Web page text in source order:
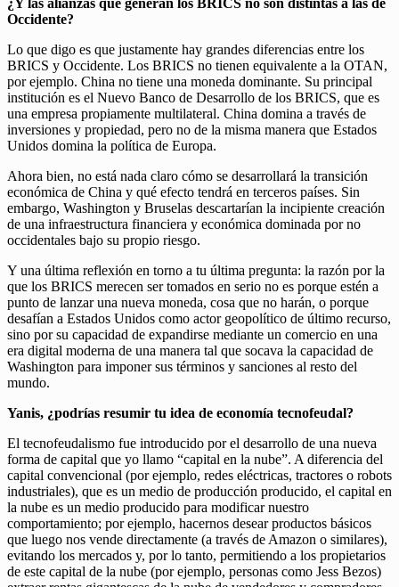
Occidente?
Lo que digo es que justamente hay grandes diferencias entre los
BRICS y Occidente. Los BRICS no tienen equivalente a la OTAN,
por ejemplo. China no tiene una moneda dominante. Su principal
institución es el Nuevo Banco de Desarrollo de los BRICS, que es
una empresa propiamente multilateral. China domina a través de
inversiones y propiedad, pero no de la misma manera que Estados
Unidos domina la política de Europa.
Ahora bien, no está nada claro cómo se desarrollará la transición
económica de China y qué efecto tendrá en terceros países. Sin
embargo, Washington y Bruselas descartarían la incipiente creación
de una infraestructura financiera y económica dominada por no
occidentales bajo su propio riesgo.
Y una última reflexión en torno a tu última pregunta: la razón por la
que los BRICS merecen ser tomados en serio no es porque estén a
punto de lanzar una nueva moneda, cosa que no harán, o porque
desafían a Estados Unidos como actor geopolítico de último recurso,
sino por su capacidad de expandirse mediante un comercio en una
era digital moderna de una manera tal que socava la capacidad de
Washington para imponer sus términos y sanciones al resto del
mundo.
Yanis, ¿podrías resumir tu idea de economía tecnofeudal?
El tecnofeudalismo fue introducido por el desarrollo de una nueva
forma de capital que yo llamo “capital en la nube”. A diferencia del
capital convencional (por ejemplo, redes eléctricas, tractores o robots
industriales), que es un medio de producción producido, el capital en
la nube es un medio producido para modificar nuestro
comportamiento; por ejemplo, hacernos desear productos básicos
que luego nos vende directamente (a través de Amazon o similares),
evitando los mercados y, por lo tanto, permitiendo a los propietarios
de este capital de la nube (por ejemplo, personas como Jess Bezos)